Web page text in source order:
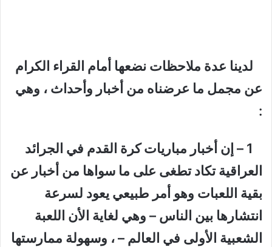
لدينا عدة ملاحظات نضعها أمام القراء الكرام
عن مجمل ما عرضناه من أخبار وأحداث ، وهي
:
1 – إن أخبار مباريات كرة القدم في الجرائد
العراقية تكاد تطغى على ما سواها من أخبار عن
بقية اللعبات وهو أمر طبيعي يعود لسرعة
انتشارها بين الناس – وهي لغاية الأن اللعبة
الشعبية الأولى في العالم – ، وسهولة ممارستها